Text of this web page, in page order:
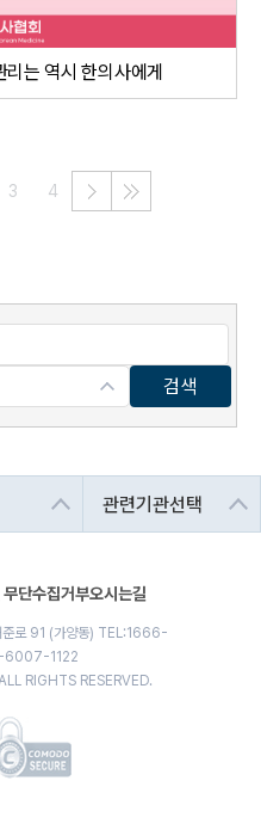
는 역시 한의사에게
3 4
검색
무단수집거부오시는길
로 91 (가양동) TEL:1666-
6007-1122
RIGHTS RESERVED.